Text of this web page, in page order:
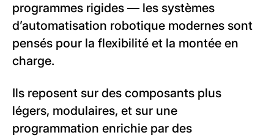
programmes rigides — les systèmes
d’automatisation robotique modernes sont
pensés pour la flexibilité et la montée en
charge.
Ils reposent sur des composants plus
légers, modulaires, et sur une
programmation enrichie par des